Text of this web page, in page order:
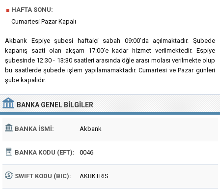
■ HAFTA SONU:
Cumartesi Pazar Kapalı
Akbank Espiye şubesi haftaiçi sabah 09:00'da açılmaktadır. Şubede
kapanış saati olan akşam 17:00'e kadar hizmet verilmektedir. Espiye
şubesinde 12:30 - 13:30 saatleri arasında öğle arası molası verilmekte olup
bu saatlerde şubede işlem yapılamamaktadır. Cumartesi ve Pazar günleri
şube kapalıdır.
BANKA GENEL BILGILER
BANKA İSMI: Akbank
BANKA KODU (EFT): 0046
SWIFT KODU (BIC): AKBKTRIS